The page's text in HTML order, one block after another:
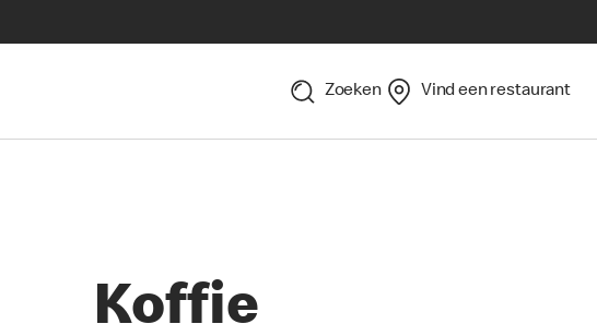
Zoeken Vind een restaurant
Koffie